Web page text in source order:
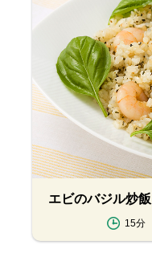
エビのバジル炒飯
15分